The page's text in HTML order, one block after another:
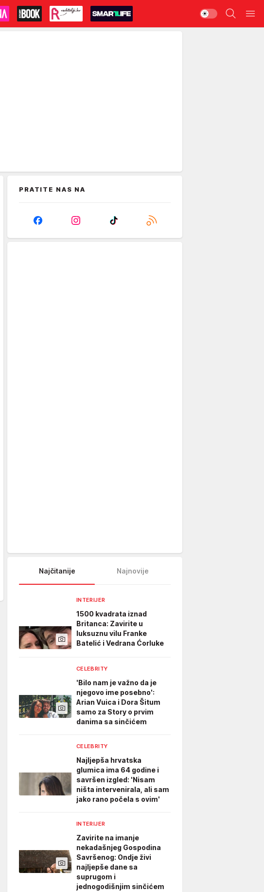
PRATITE NAS NA
Najčitanije Najnovije
INTERIJER
1500 kvadrata iznad
Britanca: Zavirite u
luksuznu vilu Franke
Batelić i Vedrana Ćorluke
CELEBRITY
'Bilo nam je važno da je
njegovo ime posebno':
Arian Vuica i Dora Šitum
samo za Story o prvim
danima sa sinčićem
CELEBRITY
Najljepša hrvatska
glumica ima 64 godine i
savršen izgled: 'Nisam
ništa intervenirala, ali sam
jako rano počela s ovim'
INTERIJER
Zavirite na imanje
nekadašnjeg Gospodina
Savršenog: Ondje živi
najljepše dane sa
suprugom i
jednogodišnjim sinčićem